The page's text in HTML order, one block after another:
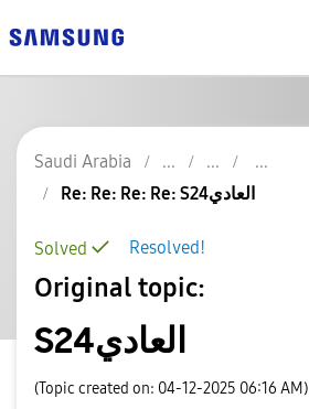
Saudi Arabia
Re: Re: Re: Re: S24العادي
Resolved!
Solved
Original topic:
S24العادي
(Topic created on: 04-12-2025 06:16 AM)